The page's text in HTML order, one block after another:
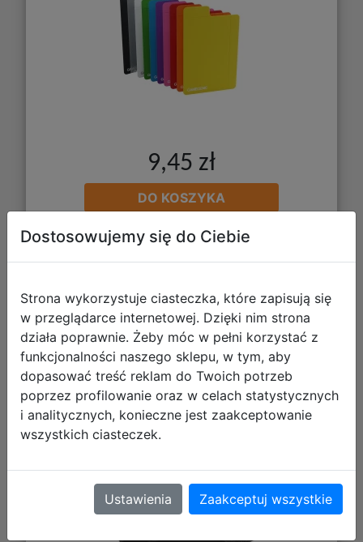
9,45 zł
DO KOSZYKA
Gamegenic: Star Wars Unlimited Card
Game - Game Mat - Mata do Gry -
Unlimited Pattern
Dostosowujemy się do Ciebie
Strona wykorzystuje ciasteczka, które zapisują się
w przeglądarce internetowej. Dzięki nim strona
działa poprawnie. Żeby móc w pełni korzystać z
funkcjonalności naszego sklepu, w tym, aby
dopasować treść reklam do Twoich potrzeb
poprzez profilowanie oraz w celach statystycznych
i analitycznych, konieczne jest zaakceptowanie
wszystkich ciasteczek.
Ustawienia Zaakceptuj wszystkie